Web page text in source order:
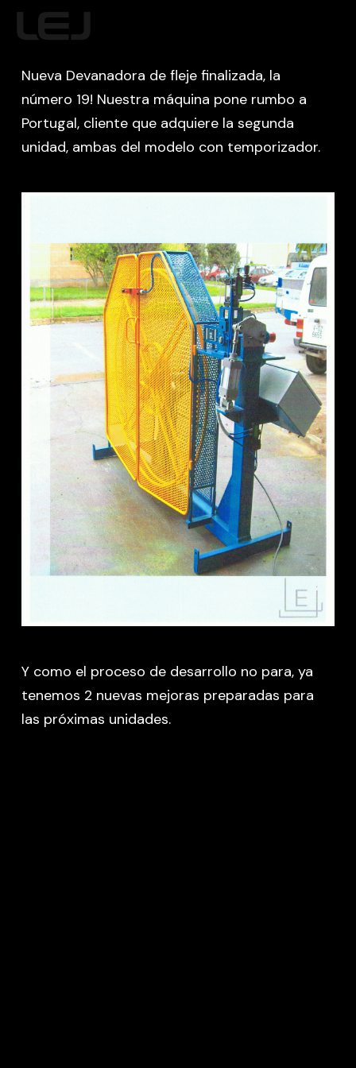
Skip
content
Nueva Devanadora de fleje finalizada, la
número 19! Nuestra máquina pone rumbo a
Portugal, cliente que adquiere la segunda
unidad, ambas del modelo con temporizador.
Y como el proceso de desarrollo no para, ya
tenemos 2 nuevas mejoras preparadas para
las próximas unidades.